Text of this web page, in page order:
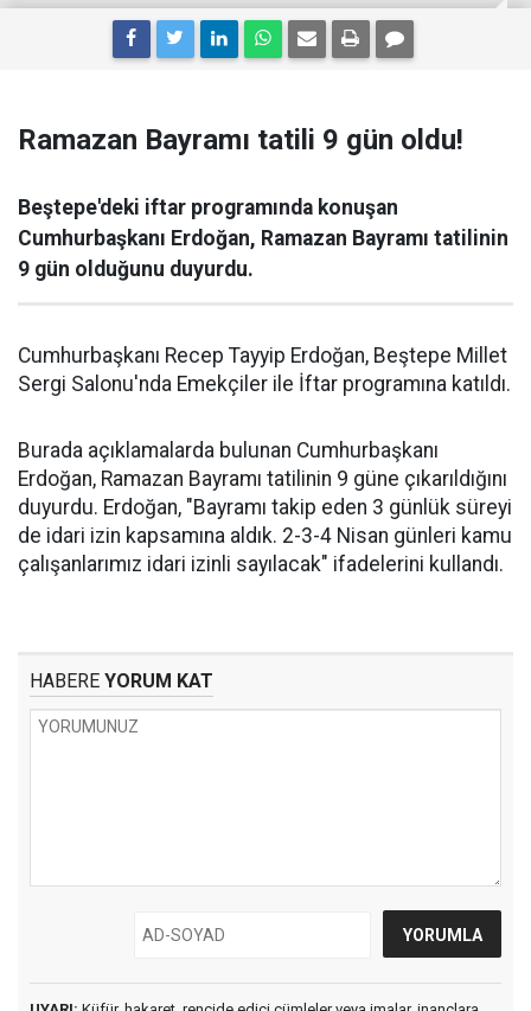
Ramazan Bayramı tatili 9 gün oldu!
Beştepe'deki iftar programında konuşan
Cumhurbaşkanı Erdoğan, Ramazan Bayramı tatilinin
9 gün olduğunu duyurdu.
Cumhurbaşkanı Recep Tayyip Erdoğan, Beştepe Millet
Sergi Salonu'nda Emekçiler ile İftar programına katıldı.
Burada açıklamalarda bulunan Cumhurbaşkanı
Erdoğan, Ramazan Bayramı tatilinin 9 güne çıkarıldığını
duyurdu. Erdoğan, "Bayramı takip eden 3 günlük süreyi
de idari izin kapsamına aldık. 2-3-4 Nisan günleri kamu
çalışanlarımız idari izinli sayılacak" ifadelerini kullandı.
HABERE YORUM KAT